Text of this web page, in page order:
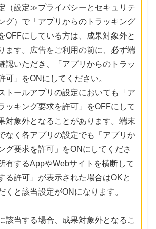
（設定≫プライバシーとセキュリテ
グ）で「アプリからのトラッキング
OFFにしている方は、成果対象外と
ます。広告をご利用の前に、必ず端
認いただき、「アプリからのトラッ
可」をONにしてください。
トールアプリの設定においても「ア
ッキング要求を許可」をOFFにして
対象外となることがあります。端末
なく各アプリの設定でも「アプリか
グ要求を許可」をONにしてくださ
有するAppやWebサイトを横断して
る許可」が表示された場合はOKと
くと該当設定がONになります。
該当する場合、成果対象外となるこ